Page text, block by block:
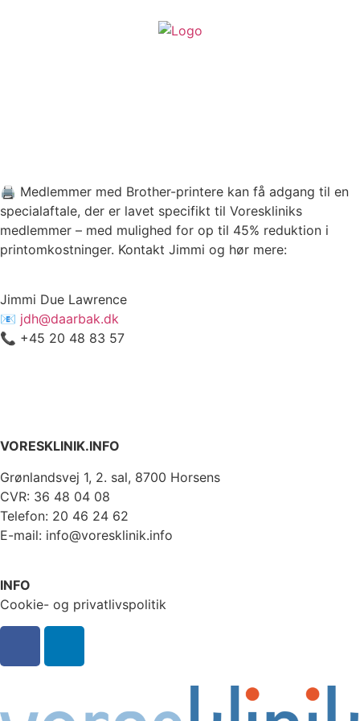
🖨️ Medlemmer med Brother-printere kan få adgang til en
specialaftale, der er lavet specifikt til Voreskliniks
medlemmer – med mulighed for op til 45% reduktion i
printomkostninger. Kontakt Jimmi og hør mere:
Jimmi Due Lawrence
📧 jdh@daarbak.dk
📞 +45 20 48 83 57
VORESKLINIK.INFO
Grønlandsvej 1, 2. sal, 8700 Horsens
CVR: 36 48 04 08
Telefon: 20 46 24 62
E-mail: info@voresklinik.info
INFO
Cookie- og privatlivspolitik